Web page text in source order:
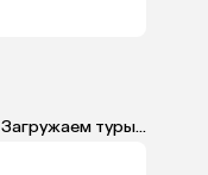
Загружаем туры...